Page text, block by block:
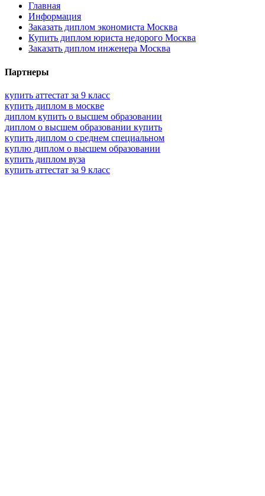
Главная
Информация
Заказать диплом экономиста Москва
Купить диплом юриста недорого Москва
Заказать диплом инженера Москва
Партнеры
купить аттестат за 9 класс
купить диплом в москве
диплом купить о высшем образовании
диплом о высшем образовании купить
купить диплом о среднем специальном
куплю диплом о высшем образовании
купить диплом вуза
купить аттестат за 9 класс